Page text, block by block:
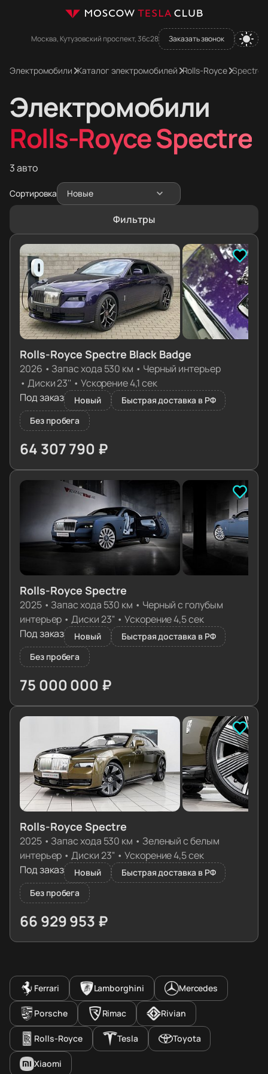
Москва, Кутузовский проспект, 36с28 Заказать звонок
Электромобили Каталог электромобилей Rolls-Royce Spectre
Электромобили
Rolls-Royce Spectre
3 авто
Сортировка Новые
Фильтры
Rolls-Royce Spectre Black Badge
2026 • Запас хода 530 км • Черный интерьер
• Диски 23'' • Ускорение 4,1 сек
Под заказ
Новый
Быстрая доставка в РФ
Без пробега
64 307 790 ₽
≈ 645 000€
Rolls-Royce Spectre
2025• Запас хода 530 км • Черный с голубым
интерьер •Диски 23'' •Ускорение 4,5 сек
Под заказ
Новый
Быстрая доставка в РФ
Без пробега
75 000 000 ₽
≈ 752 242€
Rolls-Royce Spectre
2025• Запас хода 530 км • Зеленый с белым
интерьер •Диски 23'' •Ускорение 4,5 сек
Под заказ
Новый
Быстрая доставка в РФ
Без пробега
66 929 953 ₽
≈ 671 300€
Ferrari Lamborghini Mercedes
Porsche Rimac Rivian
Rolls-Royce Tesla Toyota
Xiaomi